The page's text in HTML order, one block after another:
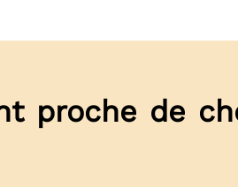
proche de